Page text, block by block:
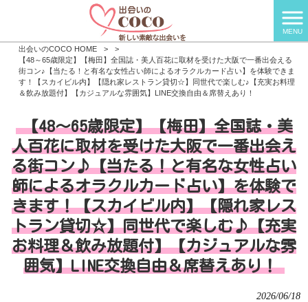
MENU
出会いのCOCO HOME >
>
【48～65歳限定】【梅田】全国誌・美人百花に取材を受けた大阪で一番出会える
街コン♪【当たる！と有名な女性占い師によるオラクルカード占い】を体験できま
す！【スカイビル内】【隠れ家レストラン貸切☆】同世代で楽しむ♪【充実お料理
＆飲み放題付】【カジュアルな雰囲気】LINE交換自由＆席替えあり！
【48～65歳限定】【梅田】全国誌・美
人百花に取材を受けた大阪で一番出会え
る街コン♪【当たる！と有名な女性占い
師によるオラクルカード占い】を体験で
きます！【スカイビル内】【隠れ家レス
トラン貸切☆】同世代で楽しむ♪【充実
お料理＆飲み放題付】【カジュアルな雰
囲気】LINE交換自由＆席替えあり！
2026/06/18